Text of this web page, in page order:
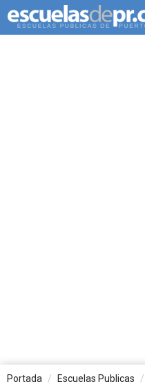
Portada Escuelas Publicas